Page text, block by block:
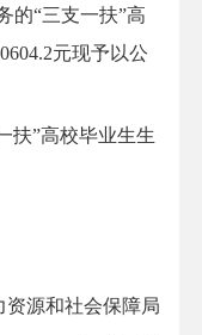
的“三支一扶”高
元现予以公
”高校毕业生生
源和社会保障局